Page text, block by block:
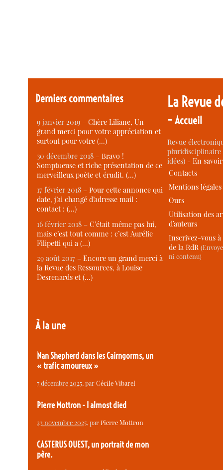
Derniers commentaires
9 janvier 2019 –Chère Liliane, Un
grand merci pour votre appréciation et
surtout pour votre (…)
30 décembre 2018 –Bravo !
Somptueuse et riche présentation de ce
merveilleux poète et érudit. (…)
17 février 2018 –Pour cette annonce qui
date, j’ai changé d’adresse mail :
contact : (…)
16 février 2018 –C’était même pas lui,
mais c’est tout comme : c’est Aurélie
Filipetti qui a (…)
29 août 2017 –Encore un grand merci à
la Revue des Ressources, à Louise
Desrenards et (…)
À la une
Nan Shepherd dans les Cairngorms, un
« trafic amoureux »
7 décembre 2025, parCécile Vibarel
Pierre Mottron - I almost died
23 novembre 2025, parPierre Mottron
CASTERUS OUEST, un portrait de mon
père.
La Revue
-Accueil
Revue
idées) -En
Contacts
Mentions légales
Ours
Utilisation des
d’auteurs
Inscrivez-vous
de la RdR
ni contenu)